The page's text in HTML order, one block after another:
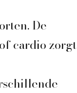
De
cardio zorgt